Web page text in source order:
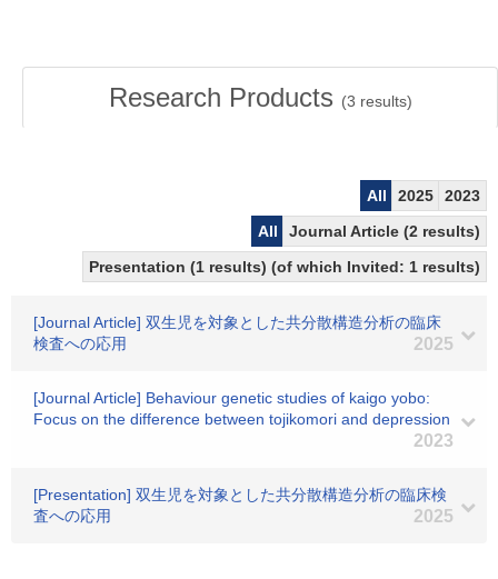
Research Products (3 results)
All 2025
2023
All
Journal Article (2 results)
Presentation (1 results) (of which Invited: 1 results)
[Journal Article] 双生児を対象とした共分散構造分析の臨床
検査への応用
2025
[Journal Article] Behaviour genetic studies of kaigo yobo:
Focus on the difference between tojikomori and depression
2023
[Presentation] 双生児を対象とした共分散構造分析の臨床検
査への応用
2025